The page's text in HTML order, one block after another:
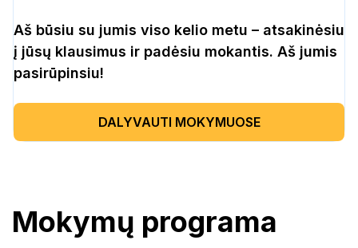
Aš būsiu su jumis viso kelio metu – atsakinėsiu
į jūsų klausimus ir padėsiu mokantis. Aš jumis
pasirūpinsiu!
DALYVAUTI MOKYMUOSE
Mokymų programa